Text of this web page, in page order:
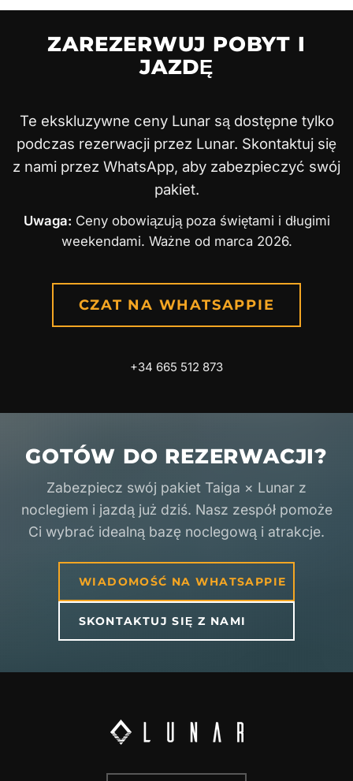
ZAREZERWUJ POBYT I
JAZDĘ
Te ekskluzywne ceny Lunar są dostępne tylko
podczas rezerwacji przez Lunar. Skontaktuj się
z nami przez WhatsApp, aby zabezpieczyć swój
pakiet.
Uwaga: Ceny obowiązują poza świętami i długimi
weekendami. Ważne od marca 2026.
CZAT NA WHATSAPPIE
+34 665 512 873
GOTÓW DO REZERWACJI?
Zabezpiecz swój pakiet Taiga × Lunar z
noclegiem i jazdą już dziś. Nasz zespół pomoże
Ci wybrać idealną bazę noclegową i atrakcje.
WIADOMOŚĆ NA WHATSAPPIE
SKONTAKTUJ SIĘ Z NAMI